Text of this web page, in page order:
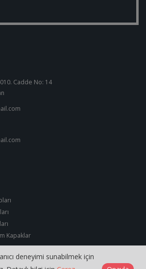
Cadde No: 14
Kapaklar
deneyimi sunabilmek için